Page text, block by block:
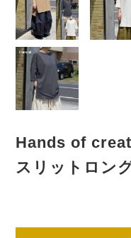
Hands of
スリットロン